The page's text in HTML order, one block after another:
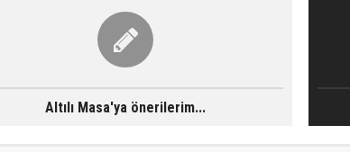
Altılı Masa'ya önerilerim...